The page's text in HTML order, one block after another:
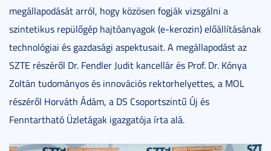
megállapodását arról, hogy közösen fogják vizsgálni a
szintetikus repülőgép hajtóanyagok (e-kerozin) előállításának
technológiai és gazdasági aspektusait. A megállapodást az
SZTE részéről Dr. Fendler Judit kancellár és Prof. Dr. Kónya
Zoltán tudományos és innovációs rektorhelyettes, a MOL
részéről Horváth Ádám, a DS Csoportszintű Új és
Fenntartható Üzletágak igazgatója írta alá.